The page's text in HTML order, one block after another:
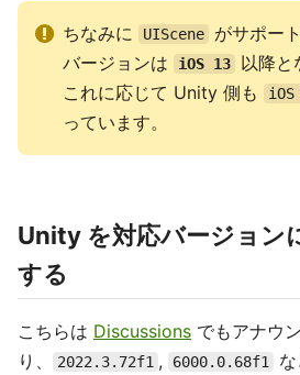
ちなみに UIScene
がサポー
バージョンは
iOS 13
以降と
これに応じて Unity 側も
っています。
Unity を対応バージョン
する
こちらは Discussions でもアナウ
り、
2022.3.72f1 , 6000.0.68f1